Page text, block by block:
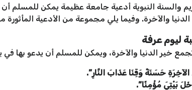
والسنة النبوية أدعية جامعة عظيمة يمكن للمسلم
والآخرة. وفيما يلي مجموعة من الأدعية
ليوم عرفة
خير الدنيا والآخرة، ويمكن للمسلم أن يدعو بها في
الآخِرَةِ حَسَنَةً وَقِنَا عَذَابَ النَّارِ”.
بَيْتِيَ مُؤْمِنًا”.